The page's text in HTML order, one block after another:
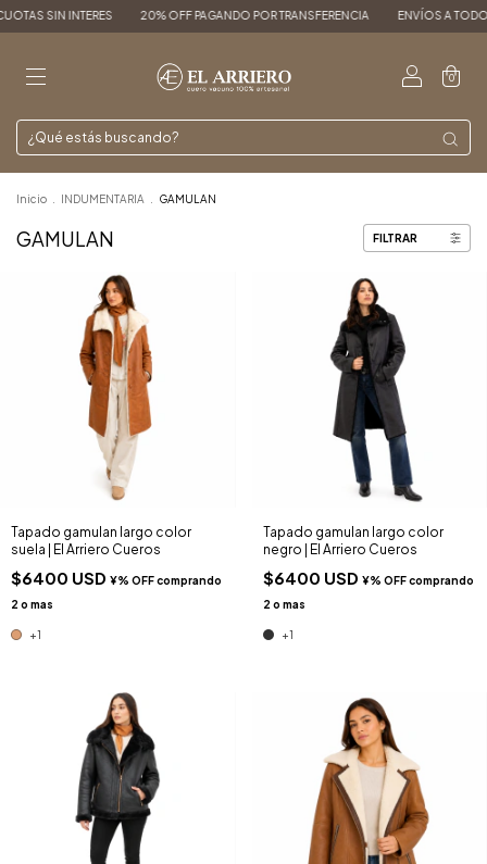
20% OFF PAGANDO POR TRANSFERENCIA ENVÍOS A TODO EL PAÍS
0
Inicio INDUMENTARIA GAMULAN
GAMULAN FILTRAR
Tapado gamulan largo color
suela | El Arriero Cueros
$6400 USD
+1
Tapado gamulan largo color
negro | El Arriero Cueros
$6400 USD
+1